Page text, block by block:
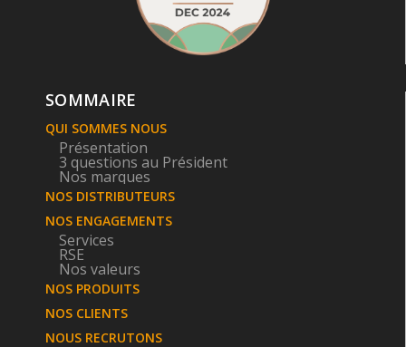
SOMMAIRE
QUI SOMMES NOUS
Présentation
3 questions au Président
Nos marques
NOS DISTRIBUTEURS
NOS ENGAGEMENTS
Services
RSE
Nos valeurs
NOS PRODUITS
NOS CLIENTS
NOUS RECRUTONS